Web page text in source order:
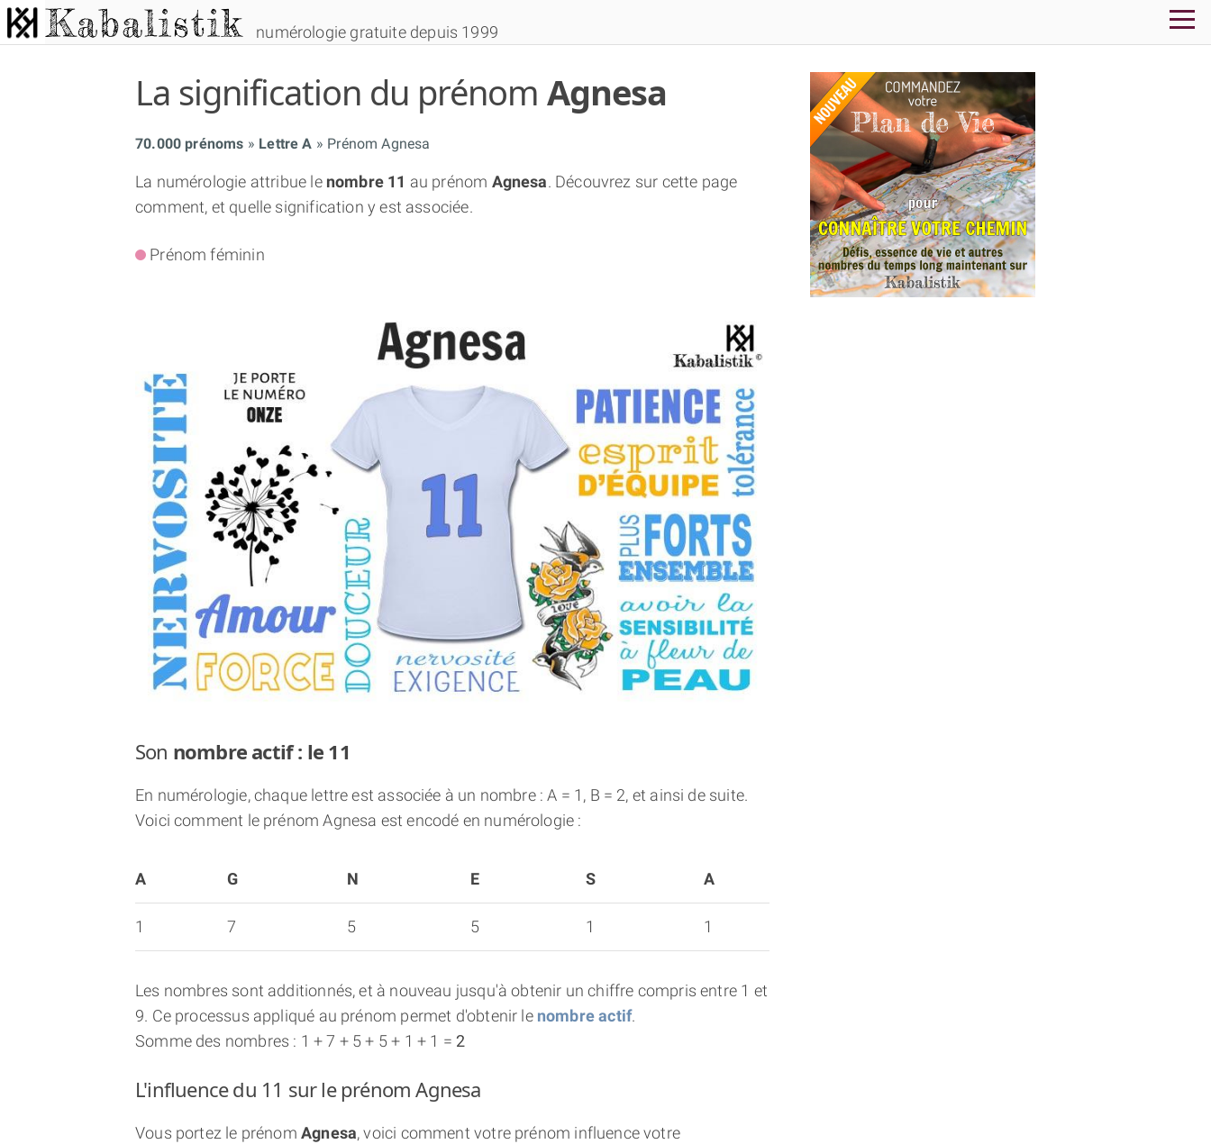
numérologie gratuite depuis 1999
La signification du prénomAgnesa
70.000 prénoms Lettre A Prénom Agnesa
La numérologie attribue le nombre 11 au prénom Agnesa. Découvrez sur cette page
comment, et quelle signification y est associée.
Prénom féminin
Son nombre actif : le 11
En numérologie, chaque lettre est associée à un nombre : A = 1, B = 2, et ainsi de suite.
Voici comment le prénom Agnesa est encodé en numérologie :
A G N E S A
1 7 5 5 1 1
Les nombres sont additionnés, et à nouveau jusqu'à obtenir un chiffre compris entre 1 et
9. Ce processus appliqué au prénom permet d'obtenir le nombre actif.
Somme des nombres : 1 + 7 + 5 + 5 + 1 + 1 = 2
L'influence du 11 sur le prénom Agnesa
Vous portez le prénomAgnesa, voici comment votre prénom influence votre
NUMÉROSCOPE
THÈME « DOUBLE JE »
APPRENDRE LA NUMÉROLOGIE
EXPLORER LA NUMÉROLOGIE
70.000 PRÉNOMS
(À PROPOS)